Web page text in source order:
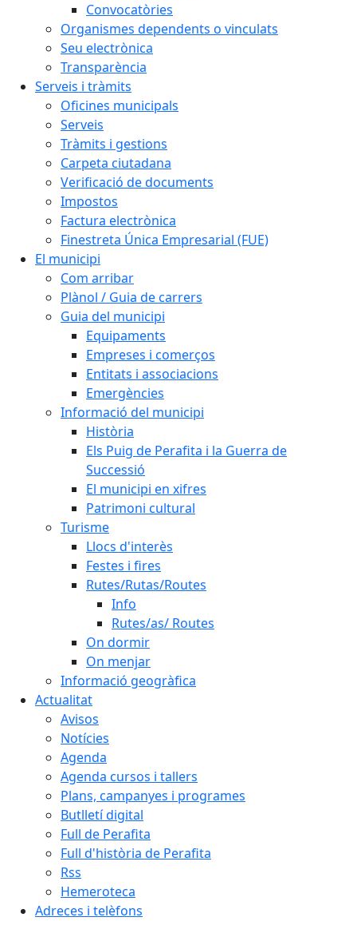
Convocatòries
Organismes dependents o vinculats
Seu electrònica
Transparència
Serveis i tràmits
Oficines municipals
Serveis
Tràmits i gestions
Carpeta ciutadana
Verificació de documents
Impostos
Factura electrònica
Finestreta Única Empresarial (FUE)
El municipi
Com arribar
Plànol / Guia de carrers
Guia del municipi
Equipaments
Empreses i comerços
Entitats i associacions
Emergències
Informació del municipi
Història
Els Puig de Perafita i la Guerra de
Successió
El municipi en xifres
Patrimoni cultural
Turisme
Llocs d'interès
Festes i fires
Rutes/Rutas/Routes
Info
Rutes/as/ Routes
On dormir
On menjar
Informació geogràfica
Actualitat
Avisos
Notícies
Agenda
Agenda cursos i tallers
Plans, campanyes i programes
Butlletí digital
Full de Perafita
Full d'història de Perafita
Rss
Hemeroteca
Adreces i telèfons